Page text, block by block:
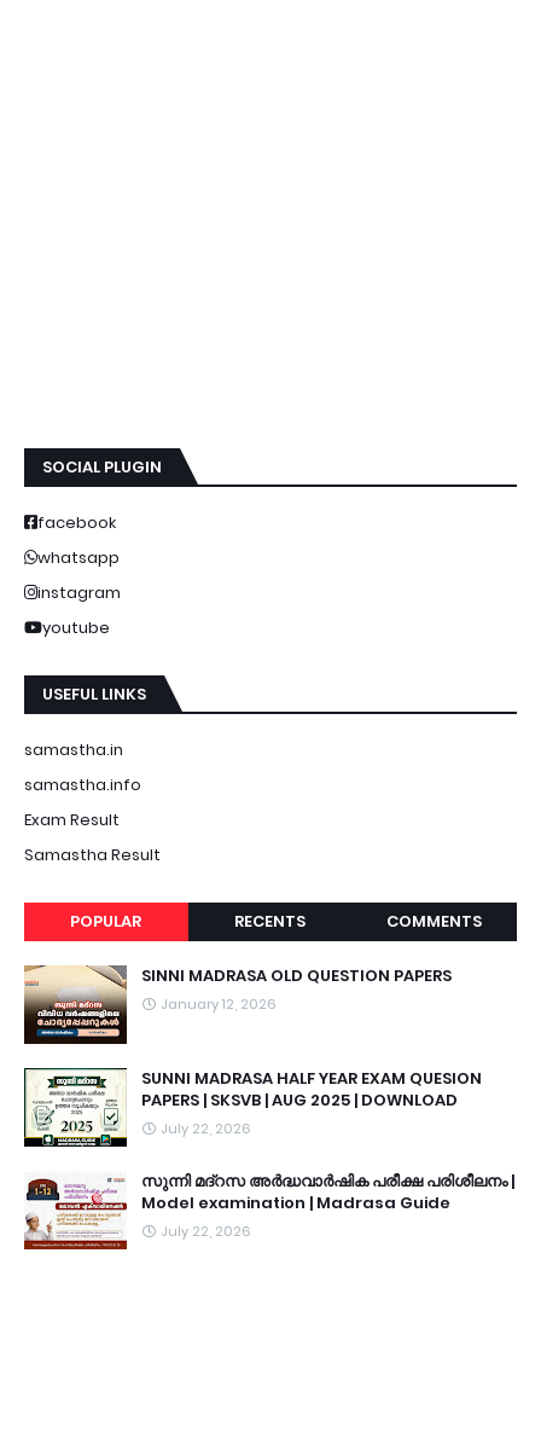
SOCIAL PLUGIN
facebook
whatsapp
instagram
youtube
USEFUL LINKS
samastha.in
samastha.info
Exam Result
Samastha Result
POPULAR RECENTS COMMENTS
SINNI MADRASA OLD QUESTION PAPERS
January 12, 2026
SUNNI MADRASA HALF YEAR EXAM QUESION
PAPERS | SKSVB | AUG 2025 | DOWNLOAD
July 22, 2026
സുന്നി മദ്റസ അർദ്ധവാർഷിക പരീക്ഷ പരിശീലനം |
Model examination | Madrasa Guide
July 22, 2026